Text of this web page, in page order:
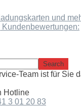
Kundenbewertungen:
Team ist für Sie
3 01 20 83